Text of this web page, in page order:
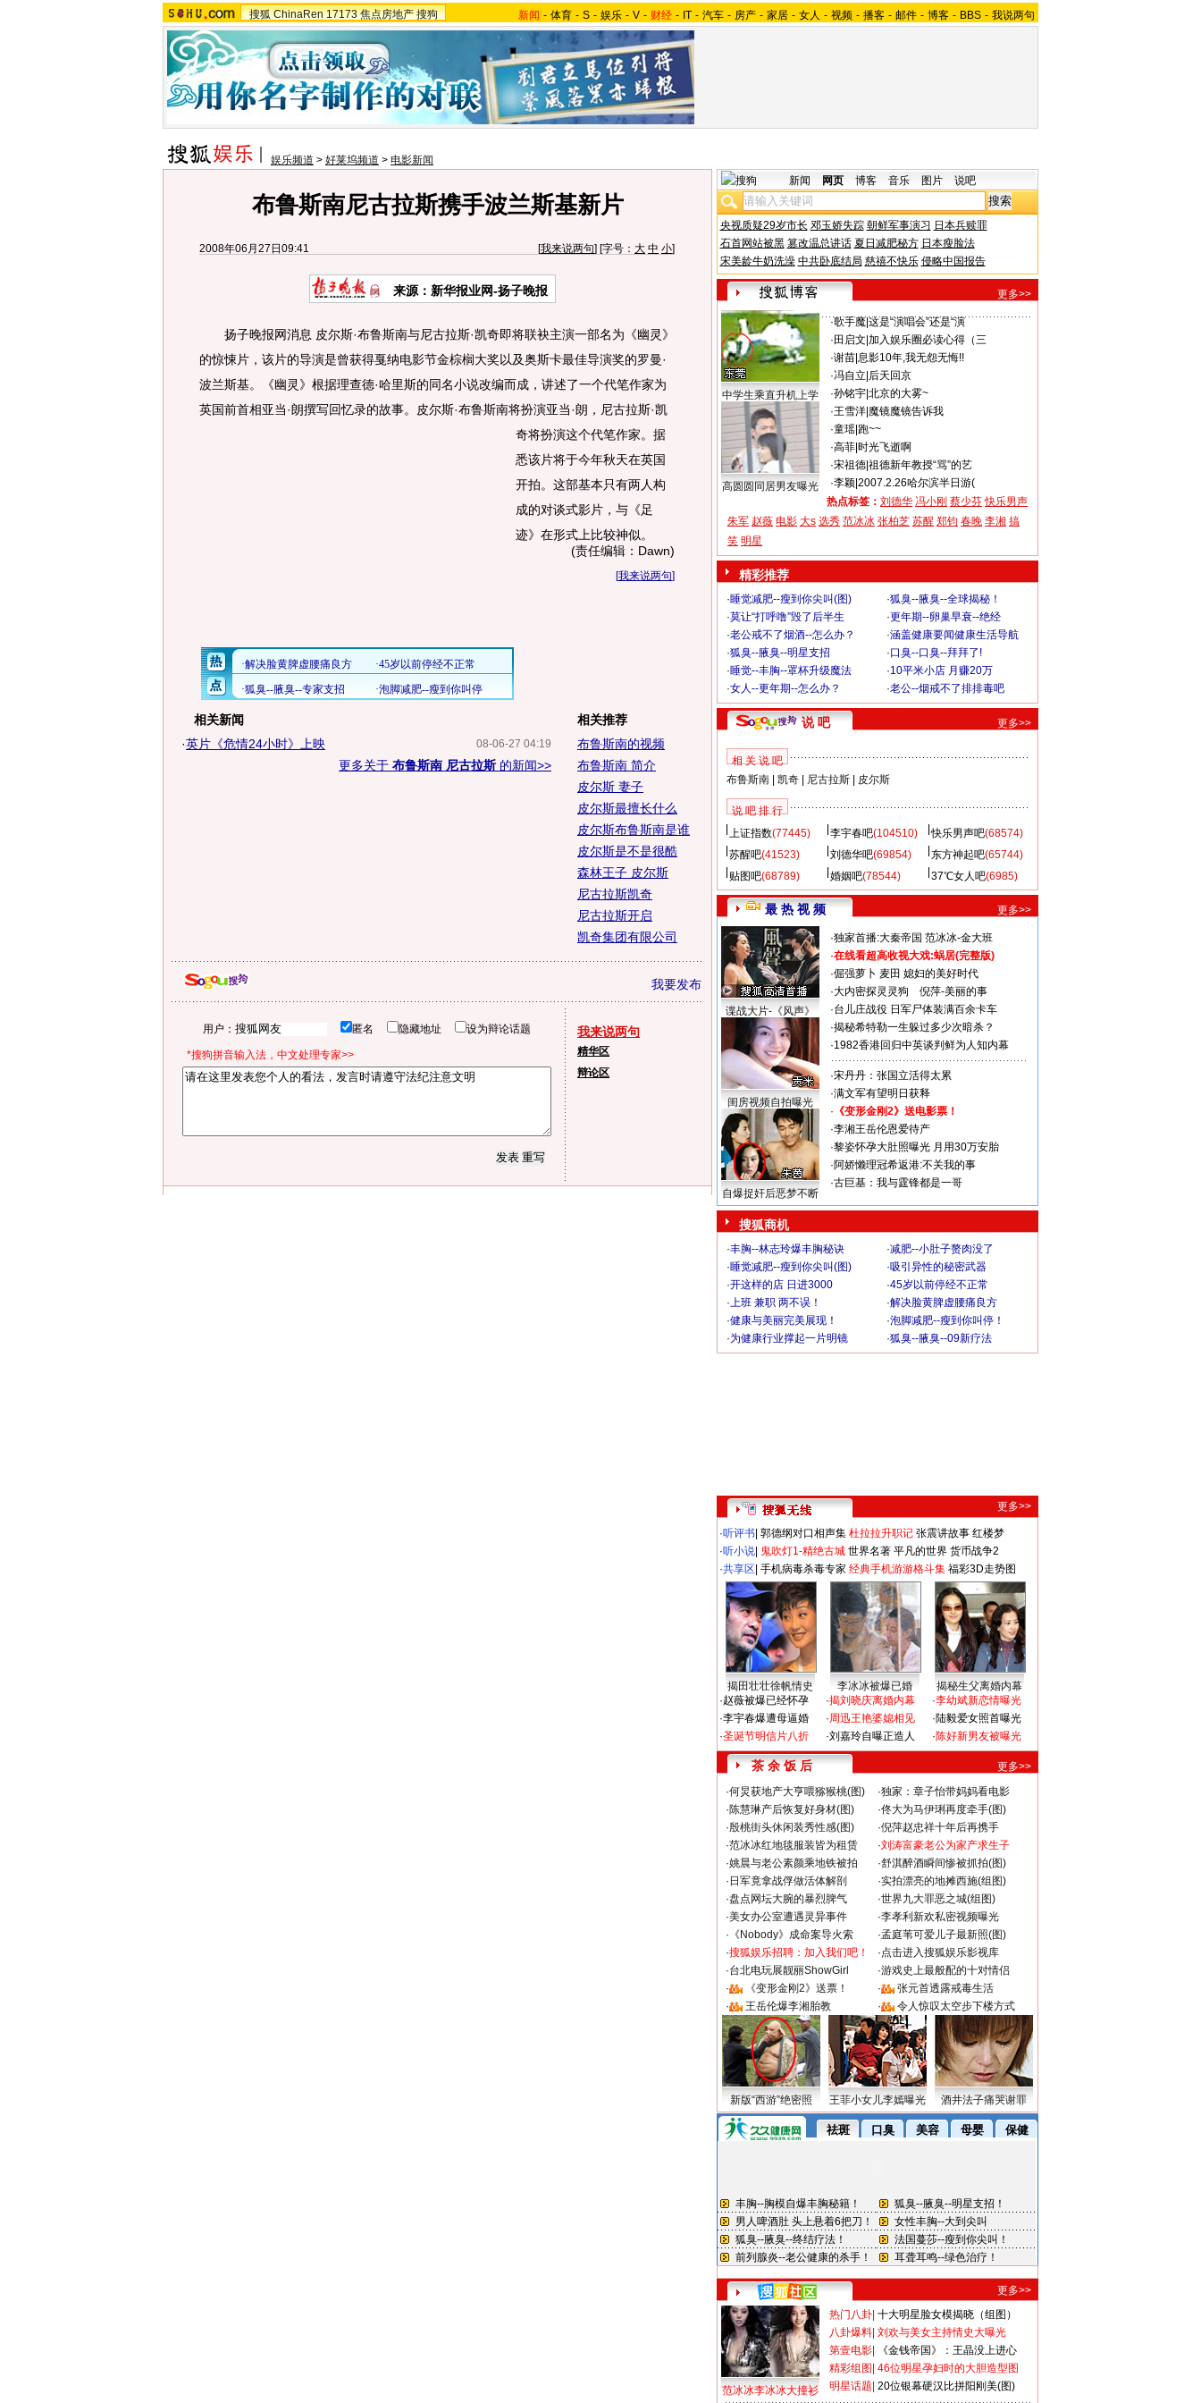
搜狐 ChinaRen 17173 焦点房地产 搜狗 新闻 - 体育 - S - 娱乐 - V - 财经 - IT - 汽车 - 房产 - 家居 - 女人 - 视频 - 播客 - 邮件 - 博客 - BBS - 我说两句
娱乐频道 > 好莱坞频道 > 电影新闻
布鲁斯南尼古拉斯携手波兰斯基新片
2008年06月27日09:41 [我来说两句] [字号： 大 中 小]
来源：新华报业网-扬子晚报
扬子晚报网消息 皮尔斯·布鲁斯南与尼古拉斯·凯奇即将联袂主演一部名为《幽灵》
的惊悚片，该片的导演是曾获得戛纳电影节金棕榈大奖以及奥斯卡最佳导演奖的罗曼·
波兰斯基。《幽灵》根据理查德·哈里斯的同名小说改编而成，讲述了一个代笔作家为
英国前首相亚当·朗撰写回忆录的故事。
皮尔斯·布鲁斯南将扮演亚当·朗，尼古拉斯·凯
奇将扮演这个代笔作家。据
悉该片将于今年秋天在英国
开拍。这部基本只有两人构
成的对谈式影片，与《足
迹》在形式上比较神似。
(责任编辑：Dawn)
[我来说两句]
相关新闻
08-06-27 04:19
·英片《危情24小时》上映
更多关于 布鲁斯南 尼古拉斯 的新闻>>
相关推荐
布鲁斯南的视频
布鲁斯南 简介
皮尔斯 妻子
皮尔斯最擅长什么
皮尔斯布鲁斯南是谁
皮尔斯是不是很酷
森林王子 皮尔斯
尼古拉斯凯奇
尼古拉斯开启
凯奇集团有限公司
我要发布
用户： 匿名 隐藏地址 设为辩论话题
*搜狗拼音输入法，中文处理专家>>
我来说两句
精华区
辩论区
新闻 网页 博客 音乐 图片 说吧
央视质疑29岁市长 邓玉娇失踪 朝鲜军事演习 日本兵赎罪
石首网站被黑 篡改温总讲话 夏日减肥秘方 日本瘦脸法
宋美龄牛奶洗澡 中共卧底结局 慈禧不快乐 侵略中国报告
更多>>
中学生乘直升机上学
高圆圆同居男友曝光
·歌手魔| 这是“演唱会”还是“演
· 田启文 加入娱乐圈必读心得（三
·谢苗| 息影10年,我无怨无悔!!
·冯自立 后天回京
·孙铭宇| 北京的大雾~
·王雪洋| 魔镜魔镜告诉我
·童瑶| 跑~~
·高菲| 时光飞逝啊
·宋祖德| 祖德新年教授“骂”的艺
·李颖| 2007.2.26哈尔滨半日游(
热点标签： 刘德华 冯小刚 蔡少芬 快乐男声
朱军 赵薇 电影 大s 选秀 范冰冰 张柏芝 苏醒 郑钧 春晚 李湘 搞
笑 明星
精彩推荐
·睡觉减肥--瘦到你尖叫(图) ·狐臭--腋臭--全球揭秘！
·莫让“打呼噜”毁了后半生 ·更年期--卵巢早衰--绝经
·老公戒不了烟酒--怎么办？ ·涵盖健康要闻健康生活导航
·狐臭--腋臭--明星支招 ·口臭--口臭--拜拜了!
·睡觉--丰胸--罩杯升级魔法 ·10平米小店 月赚20万
·女人--更年期--怎么办？ ·老公--烟戒不了排排毒吧
说 吧 更多>>
相 关 说 吧
布鲁斯南| 凯奇| 尼古拉斯| 皮尔斯
说 吧 排 行
上证指数(77445) 李宇春吧(104510) 快乐男声吧(68574)
苏醒吧(41523) 刘德华吧(69854) 东方神起吧(65744)
贴图吧(68789) 婚姻吧(78544) 37℃女人吧(6985)
最 热 视 频 更多>>
谍战大片-《风声》
闺房视频自拍曝光
自爆捉奸后恶梦不断
·独家首播:大秦帝国 范冰冰-金大班
·在线看超高收视大戏:蜗居(完整版)
·倔强萝卜 麦田 媳妇的美好时代
·大内密探灵灵狗
倪萍-美丽的事
·台儿庄战役 日军尸体装满百余卡车
·揭秘希特勒一生躲过多少次暗杀？
·1982香港回归中英谈判鲜为人知内幕
·宋丹丹：张国立活得太累
·满文军有望明日获释
· 《变形金刚2》送电影票！
·李湘王岳伦恩爱待产
·黎姿怀孕大肚照曝光 月用30万安胎
·阿娇懒理冠希返港:不关我的事
·古巨基：我与霆锋都是一哥
搜狐商机
·丰胸--林志玲爆丰胸秘诀 ·减肥--小肚子赘肉没了
·睡觉减肥--瘦到你尖叫(图) ·吸引异性的秘密武器
·开这样的店 日进3000 ·45岁以前停经不正常
·上班 兼职 两不误！ ·解决脸黄脾虚腰痛良方
·健康与美丽完美展现！ ·泡脚减肥--瘦到你叫停！
·为健康行业撑起一片明镜 ·狐臭--腋臭--09新疗法
更多>>
·听评书 郭德纲对口相声集 杜拉拉升职记 张震讲故事 红楼梦
·听小说 鬼吹灯1-精绝古城 世界名著 平凡的世界 货币战争2
·共享区 手机病毒杀毒专家 经典手机游游格斗集 福彩3D走势图
揭田壮壮徐帆情史 李冰冰被爆已婚
揭秘生父离婚内幕
·赵薇被爆已经怀孕
·李宇春爆遭母逼婚
·圣诞节明信片八折
·揭刘晓庆离婚内幕
·周迅王艳婆媳相见
·刘嘉玲自曝正造人
·李幼斌新恋情曝光
·陆毅爱女照首曝光
·陈好新男友被曝光
茶 余 饭 后
更多>>
·何炅获地产大亨喂猕猴桃(图) ·独家：章子怡带妈妈看电影
·陈慧琳产后恢复好身材(图) ·佟大为马伊琍再度牵手(图)
·殷桃街头休闲装秀性感(图) ·倪萍赵忠祥十年后再携手
·范冰冰红地毯服装皆为租赁 ·刘涛富豪老公为家产求生子
·姚晨与老公素颜乘地铁被拍 ·舒淇醉酒瞬间惨被抓拍(图)
· 日军竟拿战俘做活体解剖 ·实拍漂亮的地摊西施(组图)
·盘点网坛大腕的暴烈脾气 ·世界九大罪恶之城(组图)
·美女办公室遭遇灵异事件 ·李孝利新欢私密视频曝光
· 《Nobody》成命案导火索 ·孟庭苇可爱儿子最新照(图)
·搜狐娱乐招聘：加入我们吧！ ·点击进入搜狐娱乐影视库
·台北电玩展靓丽ShowGirl ·游戏史上最般配的十对情侣
·
《变形金刚2》送票！ ·
张元首透露戒毒生活
·
王岳伦爆李湘胎教 · 令人惊叹太空步下楼方式
新版“西游”绝密照 王菲小女儿李嫣曝光 酒井法子痛哭谢罪
更多>>
范冰冰李冰冰大撞衫
热门八卦 十大明星脸女模揭晓（组图）
八卦爆料 刘欢与美女主持情史大曝光
第壹电影
《金钱帝国》：王晶没上进心
精彩组图 46位明星孕妇时的大胆造型图
明星话题 20位银幕硬汉比拼阳刚美(图)